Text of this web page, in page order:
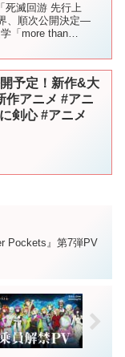
死滅回游 先行上
、順次公開決定―
「more than
予定！新作&大
作アニメ #アニ
剣心 #アニメ
Pockets』第7弾PV